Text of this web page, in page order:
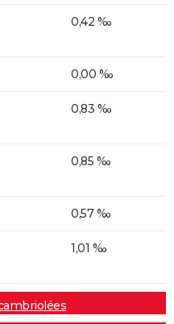
0,42 ‰
0,00 ‰
0,83 ‰
0,85 ‰
0,57 ‰
1,01 ‰